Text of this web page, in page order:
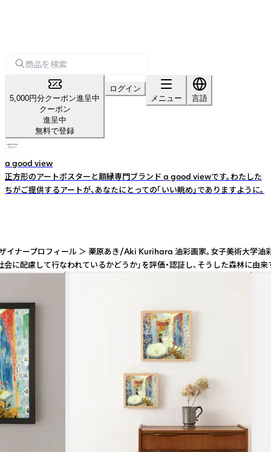
5,000円分クーポン進呈中
クーポン
進呈中
無料で登録
ログイン
メニュー
言語
a good view
正方形のアートポスターと額縁専門ブランド a good viewです。わたした
ちがご提供するアートが、あなたにとっての「いい眺め」でありますように。
プロフィール ＞ 栗原あき/Aki Kurihara 油彩画家。女子美術大
慮して行なわれているかどうか」を評価・認証し、そうした森